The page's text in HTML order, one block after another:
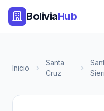
BoliviaHub
Inicio
Santa
Cruz